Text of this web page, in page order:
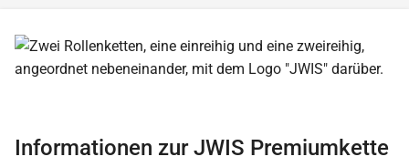
Informationen zur JWIS Premiumkette